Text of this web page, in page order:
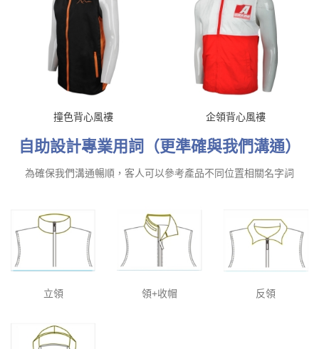
撞色背心風褸 企領背心風褸
自助設計專業用詞（更準確與我們溝通）
為確保我們溝通暢順，客人可以參考產品不同位置相關名字詞
立領 領+收帽 反領